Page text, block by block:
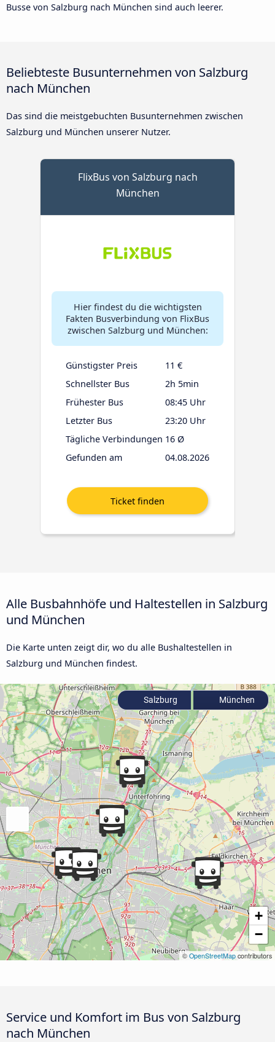
Busse von Salzburg nach München sind auch leerer.
Beliebteste Busunternehmen von Salzburg
nach München
Das sind die meistgebuchten Busunternehmen zwischen
Salzburg und München unserer Nutzer.
FlixBus von Salzburg nach
München
Hier findest du die wichtigsten
Fakten Busverbindung von FlixBus
zwischen Salzburg und München:
Günstigster Preis
11 €
Schnellster Bus
2h 5min
Frühester Bus
08:45 Uhr
Letzter Bus
23:20 Uhr
Tägliche Verbindungen 16 Ø
Gefunden am
04.08.2026
Alle Busbahnhöfe und Haltestellen in Salzburg
und München
Die Karte unten zeigt dir, wo du alle Bushaltestellen in
Salzburg und München findest.
+
−
© OpenStreetMap contributors
Salzburg München
Service und Komfort im Bus von Salzburg
nach München